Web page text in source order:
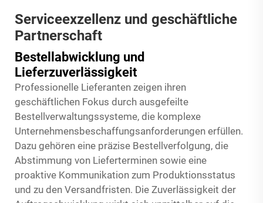
Serviceexzellenz und geschäftliche
Partnerschaft
Bestellabwicklung und
Lieferzuverlässigkeit
Professionelle Lieferanten zeigen ihren
geschäftlichen Fokus durch ausgefeilte
Bestellverwaltungssysteme, die komplexe
Unternehmensbeschaffungsanforderungen erfüllen.
Dazu gehören eine präzise Bestellverfolgung, die
Abstimmung von Lieferterminen sowie eine
proaktive Kommunikation zum Produktionsstatus
und zu den Versandfristen. Die Zuverlässigkeit der